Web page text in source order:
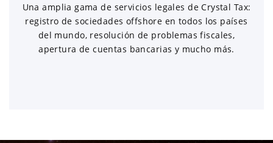
Una amplia gama de servicios legales de Crystal Tax:
registro de sociedades offshore en todos los países
del mundo, resolución de problemas fiscales,
apertura de cuentas bancarias y mucho más.